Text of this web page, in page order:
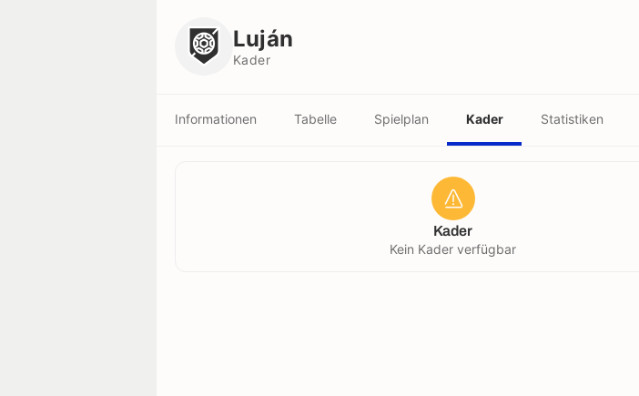
Luján
Kader
Informationen Tabelle Spielplan Kader Statistiken
Kader
Kein Kader verfügbar